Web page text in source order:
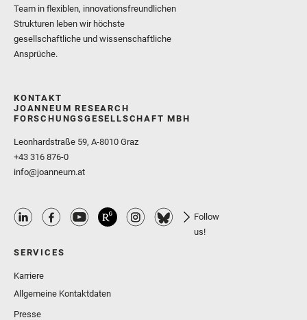
Team in flexiblen, innovationsfreundlichen
Strukturen leben wir höchste
gesellschaftliche und wissenschaftliche
Ansprüche.
KONTAKT
JOANNEUM RESEARCH
FORSCHUNGSGESELLSCHAFT MBH
Leonhardstraße 59, A-8010 Graz
+43 316 876-0
info@joanneum.at
Follow
us!
SERVICES
Karriere
Allgemeine Kontaktdaten
Presse